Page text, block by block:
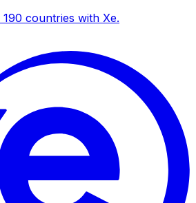
countries with Xe.